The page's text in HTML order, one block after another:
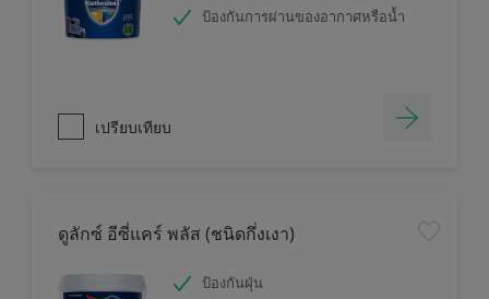
ป้องกันการผ่านของอากาศหรือน้ำ
เปรียบเทียบ
ดูลักซ์ อีซี่แคร์ พลัส (ชนิดกึ่งเงา)
ป้องกันฝุ่น